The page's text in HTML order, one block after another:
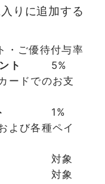
りに追加する
・ご優待付与率
ト
5%
ードでのお支
1%
よび各種ペイ
対象
対象